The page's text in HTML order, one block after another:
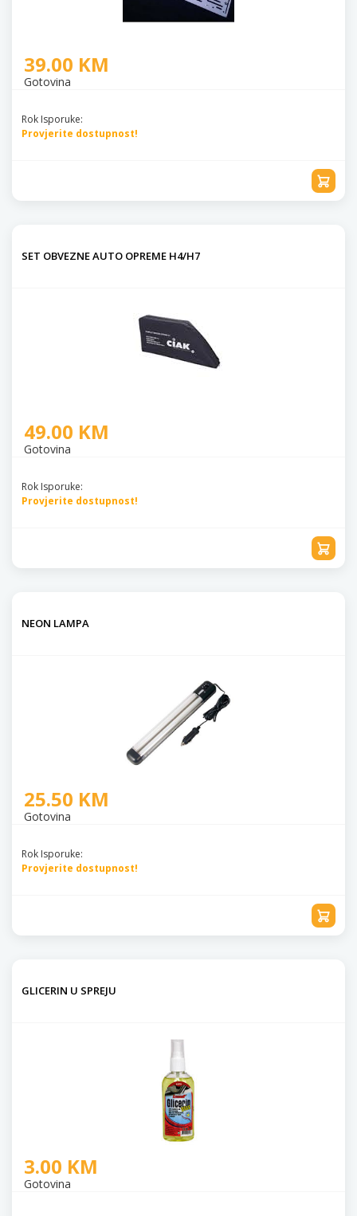
39.00 KM
Gotovina
Rok Isporuke:
Provjerite dostupnost!
SET OBVEZNE AUTO OPREME H4/H7
49.00 KM
Gotovina
Rok Isporuke:
Provjerite dostupnost!
NEON LAMPA
25.50 KM
Gotovina
Rok Isporuke:
Provjerite dostupnost!
GLICERIN U SPREJU
3.00 KM
Gotovina